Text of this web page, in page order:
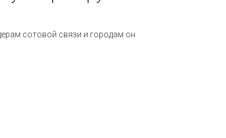
сотовой связи и городам он